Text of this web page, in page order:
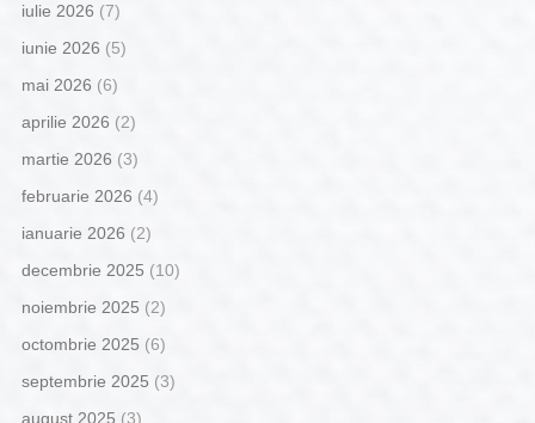
iulie 2026 (7)
iunie 2026 (5)
mai 2026 (6)
aprilie 2026 (2)
martie 2026 (3)
februarie 2026 (4)
ianuarie 2026 (2)
decembrie 2025 (10)
noiembrie 2025 (2)
octombrie 2025 (6)
septembrie 2025 (3)
august 2025 (3)